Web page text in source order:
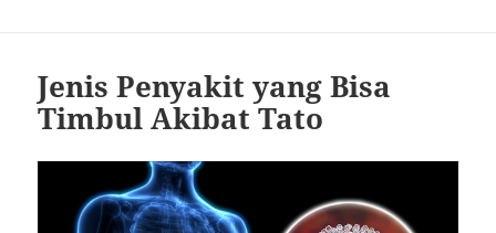
Jenis Penyakit yang Bisa
Timbul Akibat Tato